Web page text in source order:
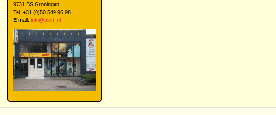
9731 BS Groningen
Tel. +31 (0)50 549 96 98
E-mail: info@akim.nl